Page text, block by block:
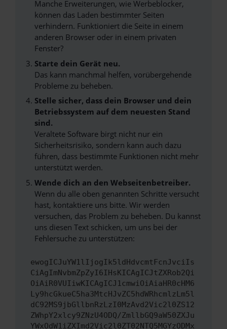
Manche Erweiterungen, wie Werbeblocker,
können das Laden bestimmter Seiten
verhindern. Funktioniert die Seite in einem
anderen Browser oder in einem privaten
Fenster?
Starte dein Gerät neu.
Das kann manchmal helfen, vorübergehende
Probleme zu beheben.
Stelle sicher, dass dein Browser und dein
Betriebssystem auf dem neuesten Stand
sind.
Veraltete Software birgt nicht nur ein
Sicherheitsrisiko, sondern kann auch dazu
führen, dass bestimmte Funktionen nicht mehr
unterstützt werden.
Wende dich an den Webseitenbetreiber.
Wenn du alle oben genannten Schritte versucht
hast, kontaktiere uns bitte. Wir werden
versuchen, das Problem zu beheben. Du kannst
uns diesen Text schicken, um uns bei der
Fehlersuche zu unterstützen:
ewogICJuYW1lIjogIk5ldHdvcmtFcnJvciIs
CiAgImNvbmZpZyI6IHsKICAgICJtZXRob2Qi
OiAiR0VUIiwKICAgICJ1cmwiOiAiaHR0cHM6
Ly9hcGkueC5ha3MtcHJvZC5hdWRhcmlzLm5l
dC92MS9jbGllbnRzLzI0MzAvd2Vic2l0ZS12
ZWhpY2xlcy9ZNzU4ODQ/ZmllbGQ9aW50ZXJu
YWxOdW1iZXImd2Vic2l0ZT02NTQ5MGYzODMx